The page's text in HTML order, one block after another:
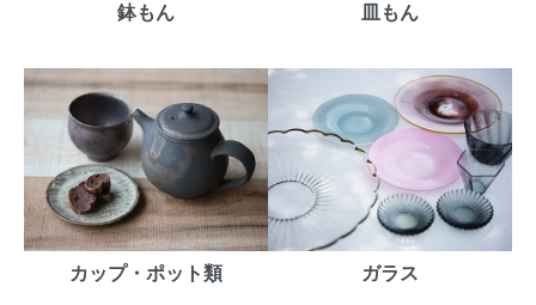
鉢もん 皿もん
カップ・ポット類 ガラス